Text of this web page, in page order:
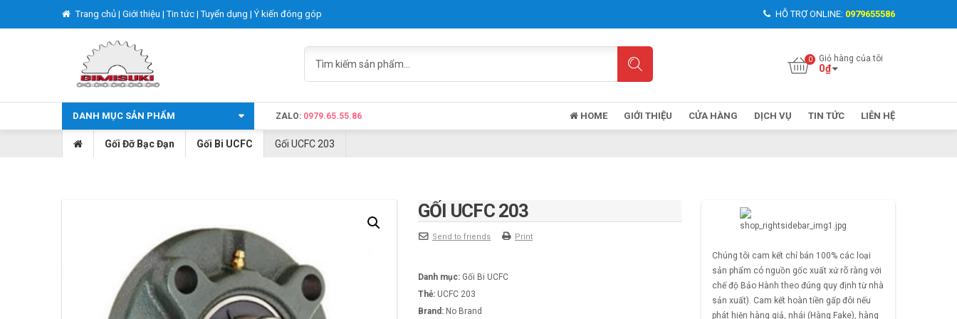
Trang chủ | Giới thiệu |Tin tức |Tuyển dụng |Ý kiến đóng góp HỖ TRỢ ONLINE: 0979655586
Giỏ hàng của tôi
0₫
DANH MỤC SẢN PHẨM ZALO: 0979.65.55.86 HOME GIỚI THIỆU CỬA HÀNG DỊCH VỤ TIN TỨC LIÊN HỆ
Gối Đỡ Bạc Đạn Gối Bi UCFC Gối UCFC 203
GỐI UCFC 203
Send to friends Print
Danh mục: Gối Bi UCFC
Thẻ: UCFC 203
Brand: No Brand
Chúng tôi cam kết chỉ bán 100% các loại
sản phẩm có nguồn gốc xuất xứ rõ ràng với
chế độ Bảo Hành theo đúng quy định từ nhà
sản xuất). Cam kết hoàn tiền gấp đôi nếu
phát hiện hàng giả, nhái (Hàng Fake), hàng